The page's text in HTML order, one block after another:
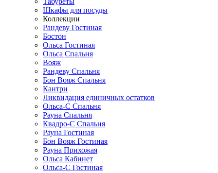
Шкафы для посуды
Коллекции
Рандеву Гостиная
Бостон
Ольса Гостиная
Ольса Спальня
Вояж
Рандеву Спальня
Бон Вояж Спальня
Кантри
Ликвидация единичных остатков
Ольса-С Спальня
Рауна Спальня
Квадро-С Спальня
Рауна Гостиная
Бон Вояж Гостиная
Рауна Прихожая
Ольса Кабинет
Ольса-С Гостиная